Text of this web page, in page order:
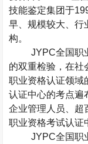
技能鉴定集团于
早、规模较大、行
构。
JYPC全国职
的双重检验，在社
职业资格认证领域
认证中心的考点遍
企业管理人员、超
职业资格考试认证
JYPC全国职